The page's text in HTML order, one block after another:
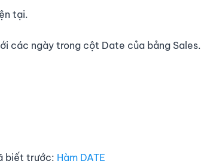
tại.
các ngày trong cột Date của bảng Sales.
biết trước: Hàm DATE